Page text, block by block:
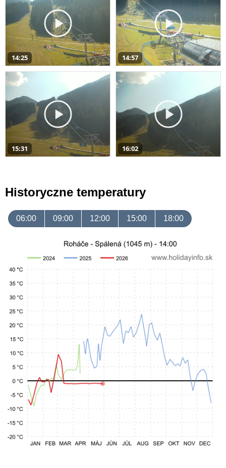
14:25 14:57
15:31 16:02
Historyczne temperatury
06:00 09:00 12:00 15:00 18:00